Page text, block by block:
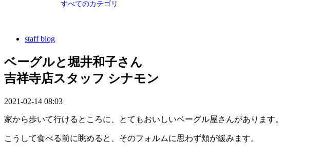
すべてのカテゴリ
staff blog
ベーグルと堀井和子さん
吉祥寺店スタッフ シナモン
2021-02-14 08:03
家から歩いて行けるところに、とてもおいしいベーグル屋さんがあります。
こうして食べる前に眺めると、そのフォルムに思わず頬が緩みます。